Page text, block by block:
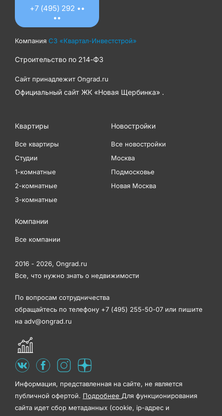
+7 (495) 292 ••
••
Компания СЗ «Квартал-Инвестстрой»
Строительство по 214-ФЗ
Сайт принадлежит Ongrad.ru
Официальный сайт ЖК «Новая Щербинка» .
Квартиры
Все квартиры
Студии
1-комнатные
2-комнатные
3-комнатные
Новостройки
Все новостройки
Москва
Подмосковье
Новая Москва
Компании
Все компании
2016 - 2026, Ongrad.ru
Все, что нужно знать о недвижимости
По вопросам сотрудничества
обращайтесь по телефону +7 (495) 255-50-07 или пишите
на adv@ongrad.ru
Информация, представленная на сайте, не является
публичной офертой. Подробнее Для функционирования
сайта идет сбор метаданных (cookie, ip-адрес и